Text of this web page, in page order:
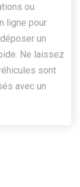
ou
ligne pour
un
Ne laissez
sont
avec un